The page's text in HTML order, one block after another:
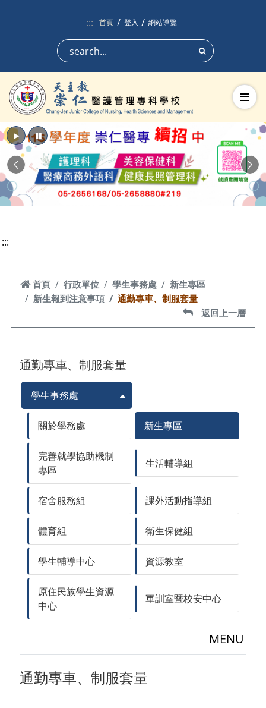
:::
首頁 登入 網站導覽
搜尋
切換
Previous
播放 暫停
:::
首頁
首頁 行政單位 學生事務處
新生專區
新生報到注意事項
通勤專車、制服套量
返回上一層
返回上一層
通勤專車、制服套量
學生事務處
關於學務處 新生專區
完善就學協助機制
專區
生活輔導組
宿舍服務組 課外活動指導組
體育組 衛生保健組
學生輔導中心 資源教室
原住民族學生資源
中心
軍訓室暨校安中心
MENU
通勤專車、制服套量